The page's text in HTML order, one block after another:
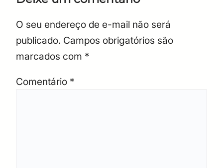
O seu endereço de e-mail não será
publicado. Campos obrigatórios são
marcados com *
Comentário *